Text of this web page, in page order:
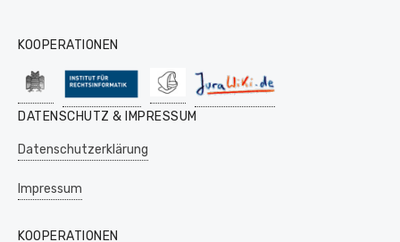
KOOPERATIONEN
DATENSCHUTZ & IMPRESSUM
Datenschutzerklärung
Impressum
KOOPERATIONEN